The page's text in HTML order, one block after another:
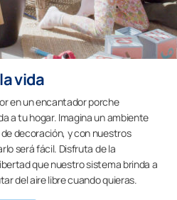
vida
en un encantador porche
a tu hogar. Imagina un ambiente
decoración, y con nuestros
será fácil. Disfruta de la
que nuestro sistema brinda a
del aire libre cuando quieras.